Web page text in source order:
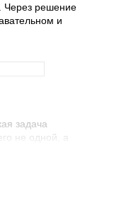
Через решение
и
задача
не одной, а
самой
в урок, должна